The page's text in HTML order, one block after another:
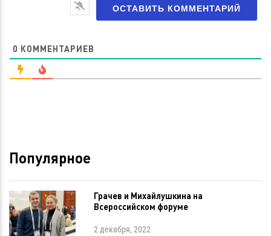
0 КОММЕНТАРИЕВ
Популярное
Грачев и Михайлушкина на
Всероссийском форуме
2 декабря, 2022